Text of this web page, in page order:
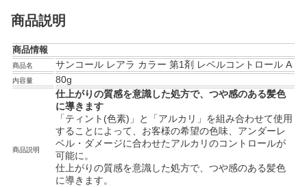
商品説明
商品情報
商品名 サンコール レアラ カラー 第1剤 レベルコントロール A
内容量 80g
商品説明
仕上がりの質感を意識した処方で、つや感のある髪色
に導きます
「ティント(色素)」と「アルカリ」を組み合わせて使用
することによって、お客様の希望の色味、アンダーレ
ベル・ダメージに合わせたアルカリのコントロールが
可能に。
仕上がりの質感を意識した処方で、つや感のある髪色
に導きます。